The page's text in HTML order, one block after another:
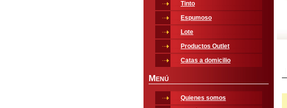
Tinto
Espumoso
Lote
Productos Outlet
Catas a domicilio
M ENÚ
Quienes somos